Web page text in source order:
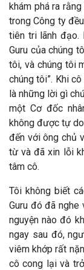
khám phá ra
trong Công ty
tiên tri lãnh đạo.
Guru của chúng
tôi, và chúng tôi
chúng tôi”. Khi
là những lời gì
một Cơ đốc
không được tự
đến với ông chủ
từ và đã xin lỗi
tâm cô.
Tôi không biết
Guru đó đã nghe
nguyện nào đó
ngay sau đó,
viêm khớp rất
cô cong lại và